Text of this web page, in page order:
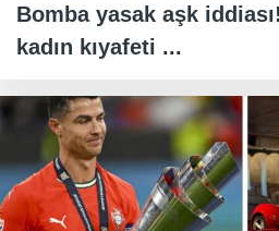
Bomba yasak aşk
kadın kıyafeti ...